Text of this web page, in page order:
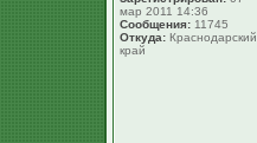
мар 2011 14:36
Сообщения: 11745
Откуда: Краснодарский
край